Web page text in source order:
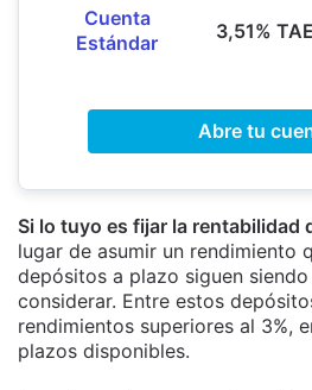
Cuenta
Estándar
3,51% TAE
Abre tu
Si lo tuyo es fijar la rentabilidad
lugar de asumir un rendimiento
depósitos a plazo siguen
considerar. Entre estos
rendimientos superiores al 3%,
plazos disponibles.